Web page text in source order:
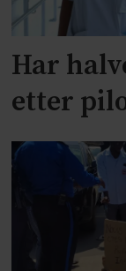
Har
etter